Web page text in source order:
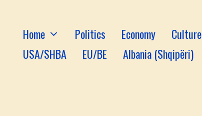
Home Politics Economy Culture
USA/SHBA
EU/BE Albania (Shqipëri)